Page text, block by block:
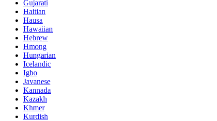
Gujarati
Haitian
Hausa
Hawaiian
Hebrew
Hmong
Hungarian
Icelandic
Igbo
Javanese
Kannada
Kazakh
Khmer
Kurdish